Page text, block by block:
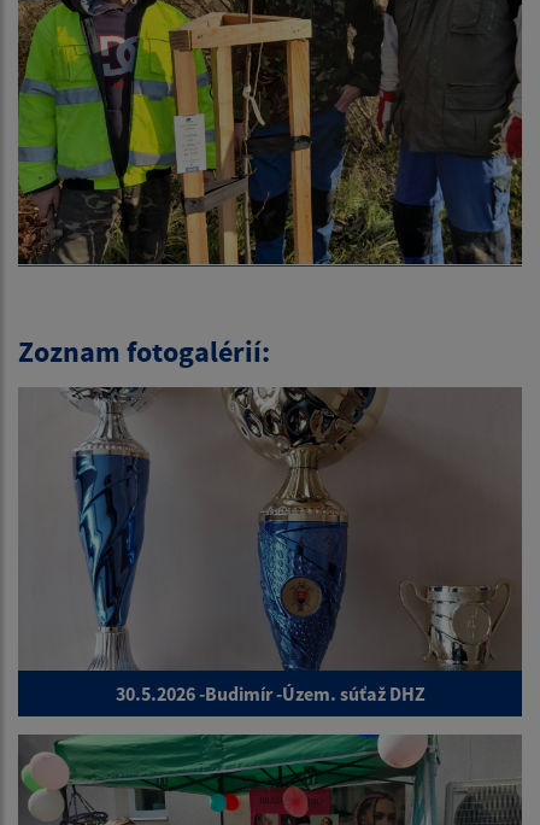
Zoznam fotogalérií:
30.5.2026 -Budimír -Územ. súťaž DHZ